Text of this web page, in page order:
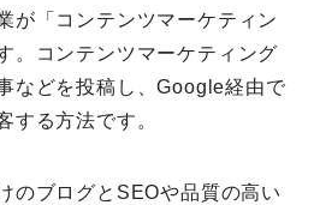
が「コンテンツマーケティン
。コンテンツマーケティング
などを投稿し、Google経由で
する方法です。
のブログとSEOや品質の高い